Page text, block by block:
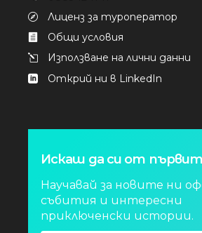
Лиценз за туроператор
Общи условия
Използване на лични данни
Открий ни в LinkedIn
Искаш да си от
Научавай за новите ни
събития и интересни
приключенски истории.